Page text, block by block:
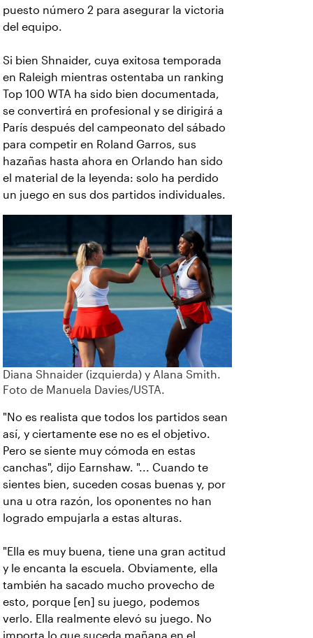
puesto número 2 para asegurar la victoria
del equipo.
Si bien Shnaider, cuya exitosa temporada
en Raleigh mientras ostentaba un ranking
Top 100 WTA ha sido bien documentada,
se convertirá en profesional y se dirigirá a
París después del campeonato del sábado
para competir en Roland Garros, sus
hazañas hasta ahora en Orlando han sido
el material de la leyenda: solo ha perdido
un juego en sus dos partidos individuales.
Diana Shnaider (izquierda) y Alana Smith.
Foto de Manuela Davies/USTA.
"No es realista que todos los partidos sean
así, y ciertamente ese no es el objetivo.
Pero se siente muy cómoda en estas
canchas", dijo Earnshaw. "... Cuando te
sientes bien, suceden cosas buenas y, por
una u otra razón, los oponentes no han
logrado empujarla a estas alturas.
"Ella es muy buena, tiene una gran actitud
y le encanta la escuela. Obviamente, ella
también ha sacado mucho provecho de
esto, porque [en] su juego, podemos
verlo. Ella realmente elevó su juego. No